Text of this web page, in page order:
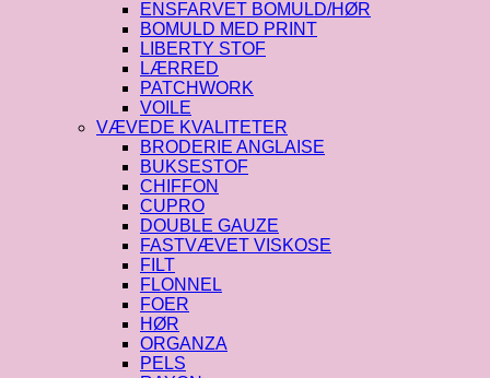
ENSFARVET BOMULD/HØR
BOMULD MED PRINT
LIBERTY STOF
LÆRRED
PATCHWORK
VOILE
VÆVEDE KVALITETER
BRODERIE ANGLAISE
BUKSESTOF
CHIFFON
CUPRO
DOUBLE GAUZE
FASTVÆVET VISKOSE
FILT
FLONNEL
FOER
HØR
ORGANZA
PELS